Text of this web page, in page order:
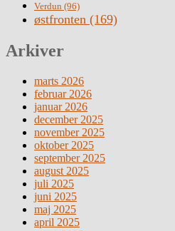
Verdun (96)
østfronten (169)
Arkiver
marts 2026
februar 2026
januar 2026
december 2025
november 2025
oktober 2025
september 2025
august 2025
juli 2025
juni 2025
maj 2025
april 2025